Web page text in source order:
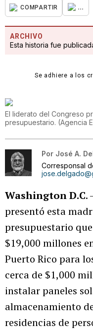
COMPARTIR ...
ARCHIVO
Esta historia fue
Se adhiere a los
El liderato del Congreso
presupuestario. (Agencia
Por José A.
Corresponsal
Washington D.C.
presentó esta
presupuestario
$19,000 millones
Puerto Rico para
cerca de $1,000
instalar paneles
almacenamiento
residencias de